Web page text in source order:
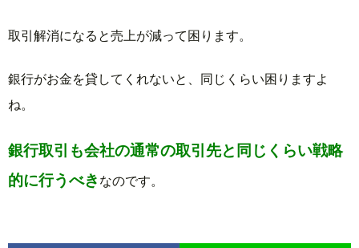
取引解消になると売上が減って困ります。
銀行がお金を貸してくれないと、同じくらい困りますよ
ね。
銀行取引も会社の通常の取引先と同じくらい戦略
的に行うべき なのです。